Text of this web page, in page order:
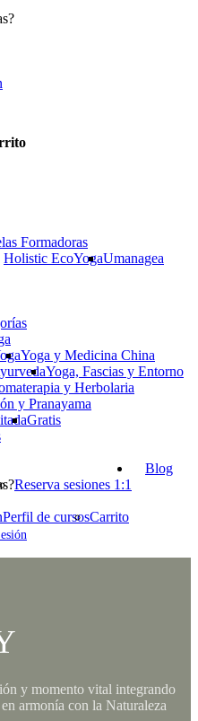
Formadoras
Holistic EcoYogaUmanagea
Yoga y Medicina China
Yoga, Fascias y Entorno
y Herbolaria
y Pranayama
Gratis
Reserva sesiones 1:1
Blog
Perfil de cursosCarrito
y momento vital integrando
armonía con la Naturaleza